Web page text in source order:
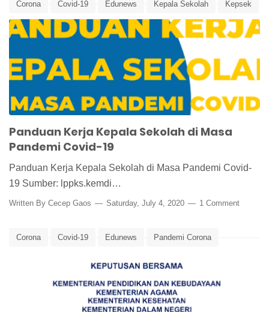
Corona Covid-19 Edunews Kepala Sekolah Kepsek
Pandemi Covid-19 Panduan Panduan Kerja
Panduan Kerja Kepala Sekolah di Masa
Pandemi Covid-19
Panduan Kerja Kepala Sekolah di Masa Pandemi Covid-
19 Sumber: lppks.kemdi…
Written By Cecep Gaos Saturday, July 4, 2020 1 Comment
Corona Covid-19 Edunews Pandemi Corona